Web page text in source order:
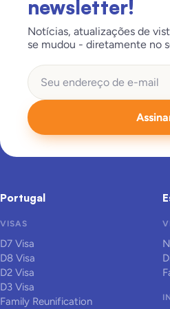
newsletter!
Notícias, atualizações de
se mudou - diretamente no
Portugal
VISAS
D7 Visa
D8 Visa
D2 Visa
D3 Visa
Family Reunification